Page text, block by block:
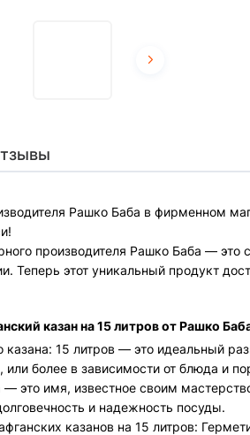
Рашко Баба в фирменном
производителя Рашко Баба —
Теперь этот уникальный продукт
казан на 15 литров от Рашко
казана: 15 литров — это идеальный
более в зависимости от блюда и
— это имя, известное своим
и надежность посуды.
казанов на 15 литров: